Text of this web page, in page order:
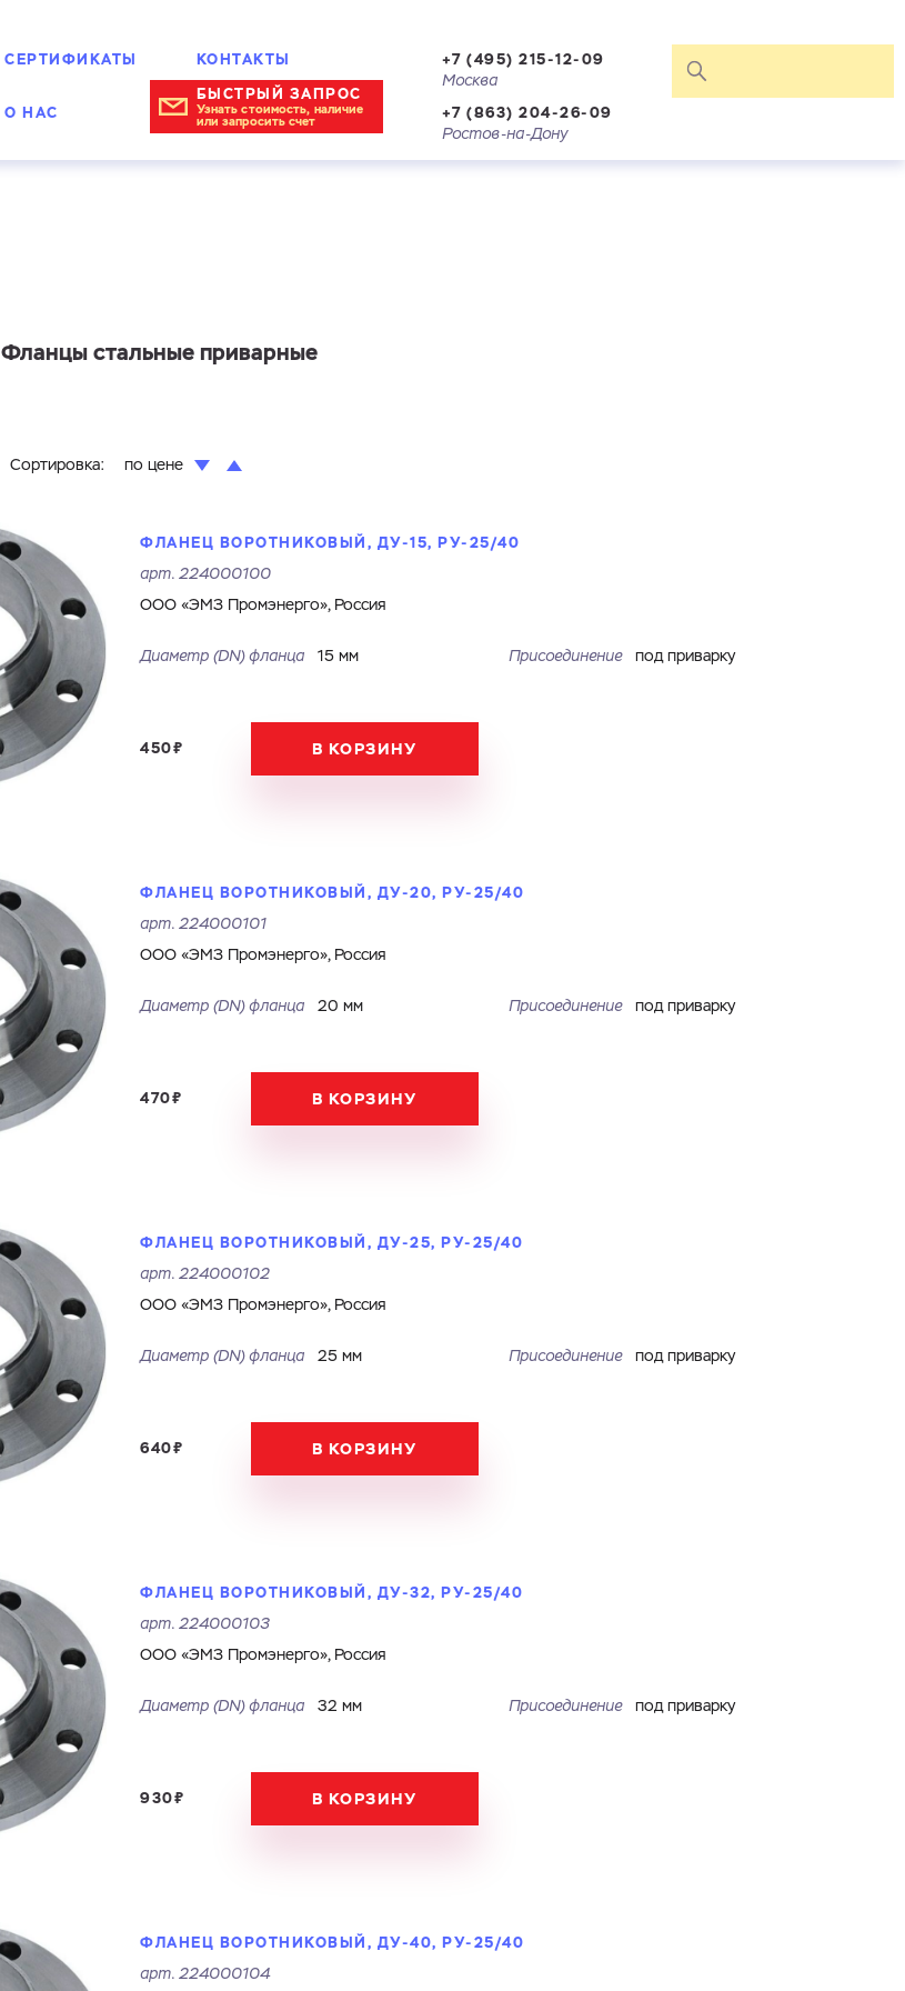
СЕРТИФИКАТЫ
О НАС
КОНТАКТЫ
БЫСТРЫЙ ЗАПРОС
Узнать стоимость, наличие
или запросить счет
+7 (495) 215-12-09
Москва
+7 (863) 204-26-09
Ростов-на-Дону
Фланцы стальные приварные
Сортировка: по цене
ФЛАНЕЦ ВОРОТНИКОВЫЙ, ДУ-15, РУ-25/40
арт. 224000100
ООО «ЭМЗ Промэнерго», Россия
Диаметр (DN) фланца 15 мм Присоединение под приварку
450₽ В КОРЗИНУ
ФЛАНЕЦ ВОРОТНИКОВЫЙ, ДУ-20, РУ-25/40
арт. 224000101
ООО «ЭМЗ Промэнерго», Россия
Диаметр (DN) фланца 20 мм Присоединение под приварку
470₽ В КОРЗИНУ
ФЛАНЕЦ ВОРОТНИКОВЫЙ, ДУ-25, РУ-25/40
арт. 224000102
ООО «ЭМЗ Промэнерго», Россия
Диаметр (DN) фланца 25 мм Присоединение под приварку
640₽ В КОРЗИНУ
ФЛАНЕЦ ВОРОТНИКОВЫЙ, ДУ-32, РУ-25/40
арт. 224000103
ООО «ЭМЗ Промэнерго», Россия
Диаметр (DN) фланца 32 мм Присоединение под приварку
930₽ В КОРЗИНУ
ФЛАНЕЦ ВОРОТНИКОВЫЙ, ДУ-40, РУ-25/40
арт. 224000104